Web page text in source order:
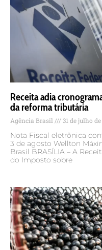
Receita adia
da reforma tributária
Agência Brasil 31 de julho
Nota Fiscal eletrônica
3 de agosto Wellton
Brasil BRASÍLIA – A
do Imposto sobre